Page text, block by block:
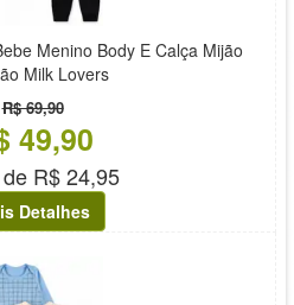
Menino Body E Calça Mijão
Milk Lovers
R$ 69,90
49,90
R$ 24,95
Detalhes